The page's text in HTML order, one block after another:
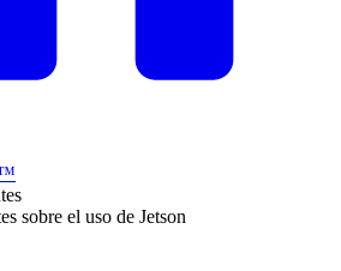
sobre el uso de Jetson